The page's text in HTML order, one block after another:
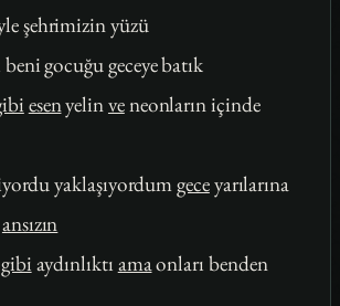
şehrimizin yüzü
beni gocuğu geceye batık
esenyelinveneonların içinde
yaklaşıyordumgeceyarılarına
ansızın
gibi aydınlıktı amaonları benden